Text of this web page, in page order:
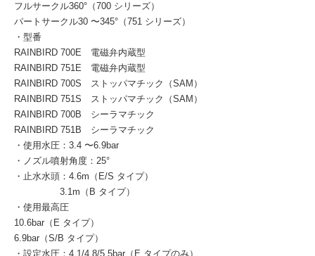
フルサークル360°（700 シリーズ）
パートサークル30 〜345°（751 シリーズ）
・型番
RAINBIRD 700E 電磁弁内蔵型
RAINBIRD 751E 電磁弁内蔵型
RAINBIRD 700S ストッパマチック（SAM）
RAINBIRD 751S ストッパマチック（SAM）
RAINBIRD 700B シーラマチック
RAINBIRD 751B シーラマチック
・使用水圧：3.4 〜6.9bar
・ノズル噴射角度：25°
・止水水頭：4.6m（E/S タイプ）
3.1m（B タイプ）
・使用最高圧
10.6bar（E タイプ）
6.9bar（S/B タイプ）
・設定水圧：4.1/4.8/5.5bar（E タイプのみ）